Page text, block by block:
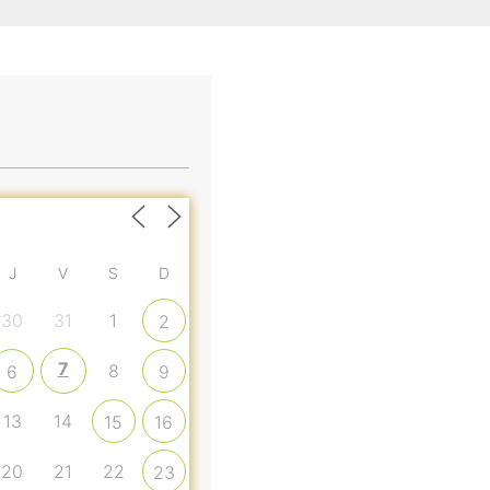
J V S D
30 31 1 2
6 7 8 9
13 14 15 16
20 21 22 23